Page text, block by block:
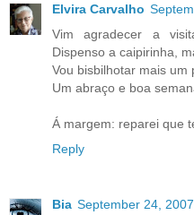
Elvira Carvalho
Vim agradecer a
Dispenso a caipirinha,
Vou bisbilhotar mais um
Um abraço e boa
Á margem: reparei que
Reply
Bia September 24,